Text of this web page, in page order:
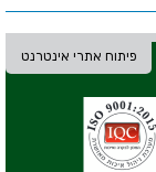
פיתוח אתרי אינטרנט